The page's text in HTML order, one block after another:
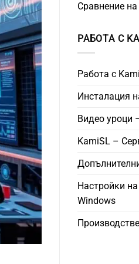
Сравнение
РАБОТА С
Работа с
Инсталация
Видео уроци
KamiSL –
Настройки
Windows